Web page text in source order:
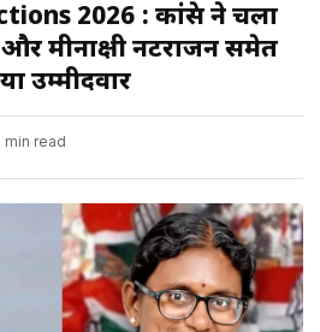
2026 : कांग्रेस ने चला
मीनाक्षी नटराजन समेत
उम्मीदवार
min read